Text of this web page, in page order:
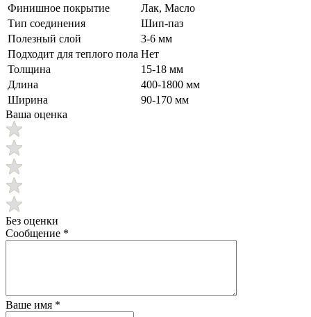
Финишное покрытие
Лак, Масло
Тип соединения
Шип-паз
Полезный слой
3-6 мм
Подходит для теплого пола Нет
Толщина
15-18 мм
Длина
400-1800 мм
Ширина
90-170 мм
Ваша оценка
Без оценки
Сообщение *
Ваше имя *